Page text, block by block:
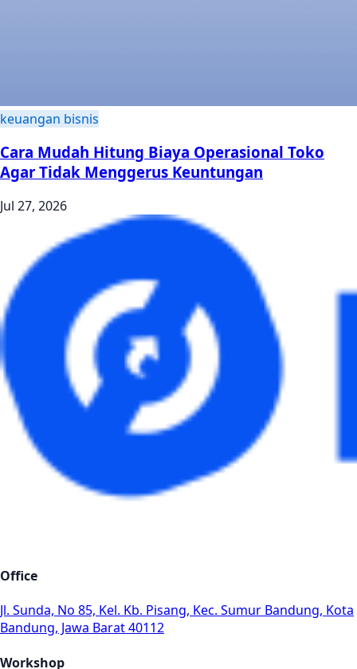
keuangan bisnis
Cara Mudah Hitung Biaya Operasional Toko
Agar Tidak Menggerus Keuntungan
Jul 27, 2026
Office
Jl. Sunda, No 85, Kel. Kb. Pisang, Kec. Sumur Bandung, Kota
Bandung, Jawa Barat 40112
Workshop